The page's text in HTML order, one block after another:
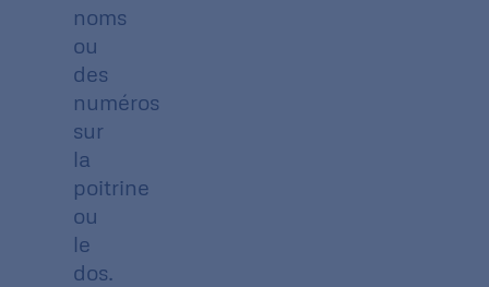
noms
ou
des
numéros
sur
la
poitrine
ou
le
dos.